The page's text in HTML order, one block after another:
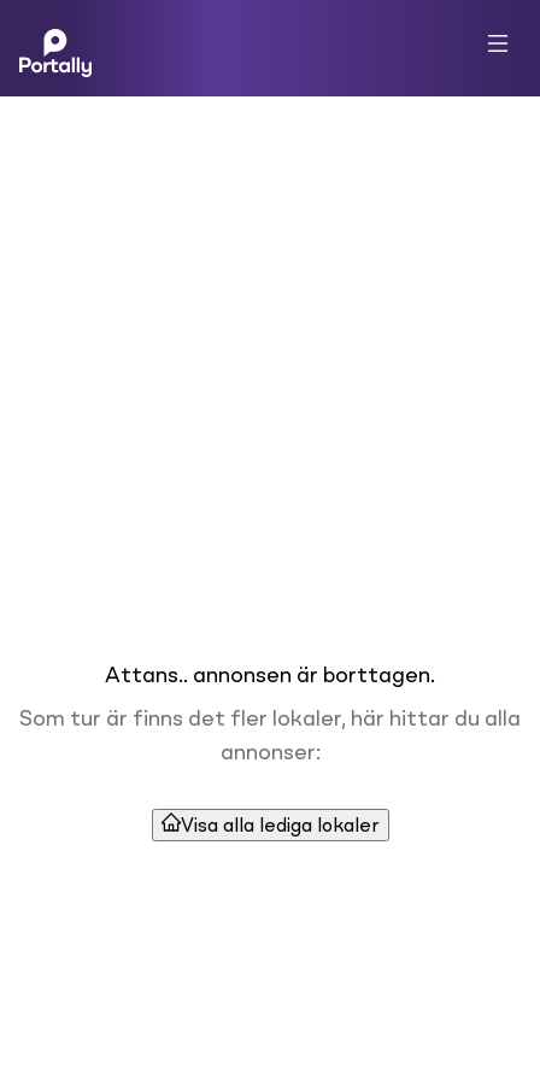
Attans.. annonsen är borttagen.
Som tur är finns det fler lokaler, här hittar du alla
annonser:
Visa alla lediga lokaler